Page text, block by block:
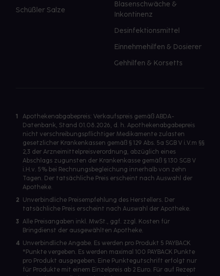
Schüßler Salze
Blasenschwäche &
Inkontinenz
Desinfektionsmittel
Einnehmehilfen & Dosierer
Gehhilfen & Korsetts
1
Apothekenabgabepreis: Verkaufspreis gemäß ABDA-
Datenbank, Stand 01.08.2026, d. h. Apothekenabgabepreis
nicht verschreibungspflichtiger Medikamente zulasten
gesetzlicher Krankenkassen gemäß § 129 Abs. 5a SGB V i.V.m §§
2,3 der Arzneimittelpreisverordnung, abzüglich eines
Abschlags zugunsten der Krankenkasse gemäß § 130 SGB V
i.H.v. 5% bei Rechnungsbegleichung innerhalb von zehn
Tagen. Der tatsächliche Preis erscheint nach Auswahl der
Apotheke.
2 Unverbindliche Preisempfehlung des Herstellers. Der
tatsächliche Preis erscheint nach Auswahl der Apotheke.
3 Alle Preisangaben inkl. MwSt., ggf. zzgl. Kosten für
Bringdienst der ausgewählten Apotheke.
4 Unverbindliche Angabe. Es werden pro Produkt 5 PAYBACK
°Punkte vergeben. Es werden maximal 100 PAYBACK Punkte
pro Produkt ausgegeben. Eine Punktegutschrift erfolgt nur
für Produkte mit einem Einzelpreis ab 2 Euro. Für auf Rezept